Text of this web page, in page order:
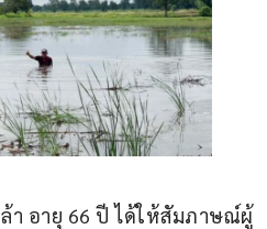
า อายุ 66 ปี ได้ให้สัมภาษณ์ผู้